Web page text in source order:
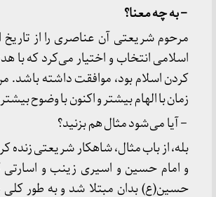
– به چه معنا؟
مرحوم شریعتی آن عناصری را از تاریخ
اسلامی انتخاب و اختیار می‌کرد که با
کردن اسلام بود، موافقت داشته باشد.
زمان با الهام بیشتر و اکنون با وضوح
– آیا می‌شود مثال هم بزنید؟
بله، از باب مثال، شاهکار شریعتی زنده
و امام حسین و اسیری زینب و اسارتی
حسین(ع) بدان مبتلا شد و به طور کلی